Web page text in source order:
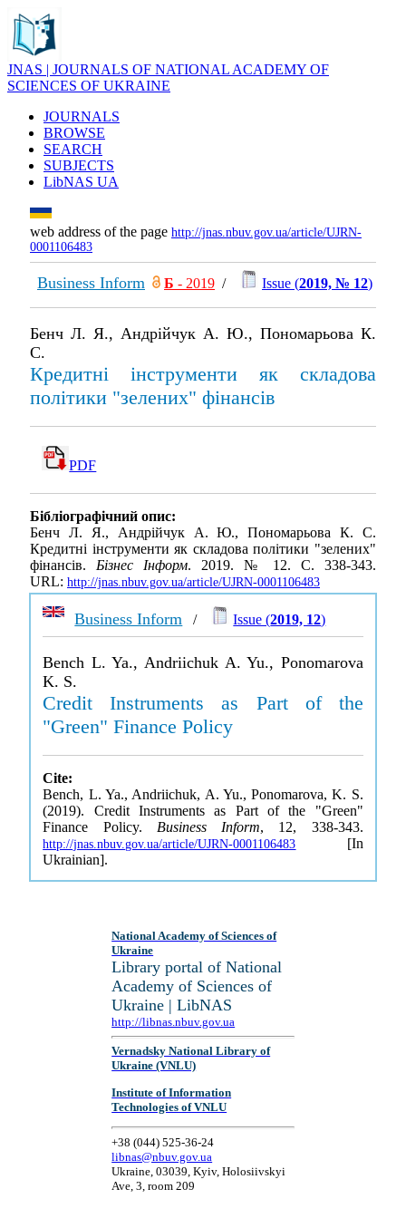
JNAS | JOURNALS OF NATIONAL ACADEMY OF
SCIENCES OF UKRAINE
JOURNALS
BROWSE
SEARCH
SUBJECTS
LibNAS UA
web address of the page http://jnas.nbuv.gov.ua/article/UJRN-
0001106483
Business Inform Б - 2019 / Issue (2019, № 12)
Бенч Л. Я., Андрійчук А. Ю., Пономарьова К.
С.
Кредитні інструменти як складова
політики "зелених" фінансів
PDF
Бібліографічний опис:
Бенч Л. Я., Андрійчук А. Ю., Пономарьова К. С.
Кредитні інструменти як складова політики "зелених"
фінансів. Бізнес Інформ. 2019. № 12. С. 338-343.
URL: http://jnas.nbuv.gov.ua/article/UJRN-0001106483
Business Inform / Issue (2019, 12)
Bench L. Ya., Andriichuk A. Yu., Ponomarova
K. S.
Credit Instruments as Part of the
"Green" Finance Policy
Cite:
Bench, L. Ya., Andriichuk, A. Yu., Ponomarova, K. S.
(2019). Credit Instruments as Part of the "Green"
Finance Policy. Business Inform, 12, 338-343.
http://jnas.nbuv.gov.ua/article/UJRN-0001106483 [In
Ukrainian].
National Academy of Sciences of
Ukraine
Library portal of National
Academy of Sciences of
Ukraine | LibNAS
http://libnas.nbuv.gov.ua
Vernadsky National Library of
Ukraine (VNLU)
Institute of Information
Technologies of VNLU
+38 (044) 525-36-24
libnas@nbuv.gov.ua
Ukraine, 03039, Kyiv, Holosiivskyi
Ave, 3, room 209